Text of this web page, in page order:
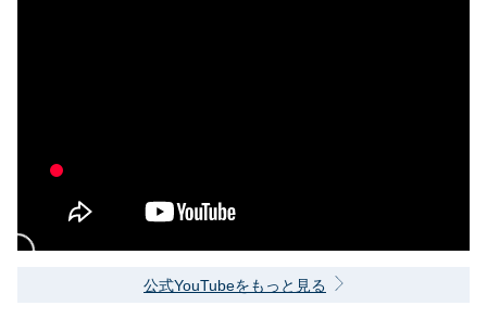
公式YouTubeをもっと見る